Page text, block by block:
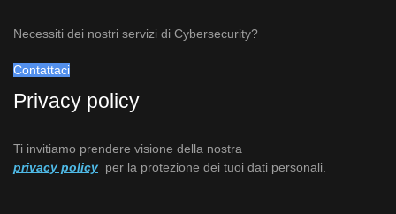
Necessiti dei nostri servizi di Cybersecurity?
Contattaci
Privacy policy
Ti invitiamo prendere visione della nostra
privacy policy per la protezione dei tuoi dati personali.